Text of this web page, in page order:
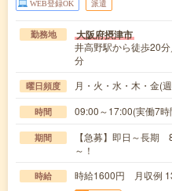
WEB登録OK 派遣
勤務地 大阪府摂津市
井高野駅から徒歩20
分
曜日頻度 月・火・水・木・金(
時間 09:00～17:00(実働7
期間
【急募】即日～長期
～！
時給 時給1600円 月収例